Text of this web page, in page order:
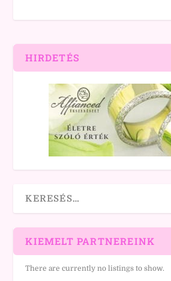
HIRDETÉS
KIEMELT PARTNEREINK
There are currently no listings to show.